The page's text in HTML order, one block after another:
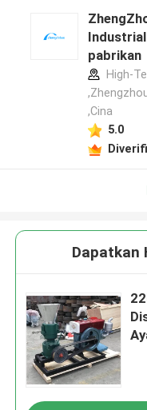
pabrikan
High-
,Cina
5.0
Dapatkan